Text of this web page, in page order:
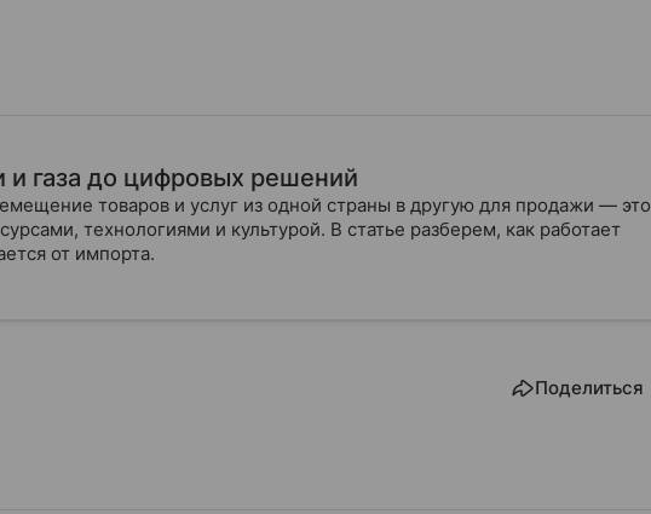
и газа до цифровых решений
товаров и услуг из одной страны в другую для продажи — это
технологиями и культурой. В статье разберем, как работает
от импорта.
Поделиться